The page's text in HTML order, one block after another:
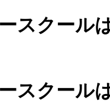
スクール
スクール